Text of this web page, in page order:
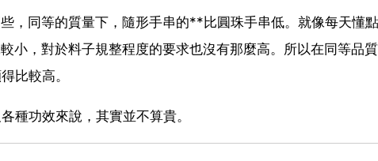
，同等的質量下，隨形手串的**比圓珠手串低。就像每天懂
小，對於料子規整程度的要求也沒有那麼高。所以在同等品
比較高。
種功效來說，其實並不算貴。